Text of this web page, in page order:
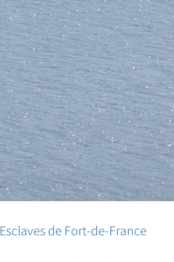
Esclaves de Fort-de-France